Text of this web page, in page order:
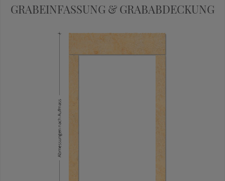
GRABEINFASSUNG & GRABABDECKUNG